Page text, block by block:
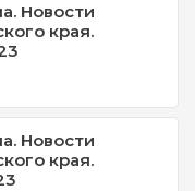
Новости
края.
Новости
края.